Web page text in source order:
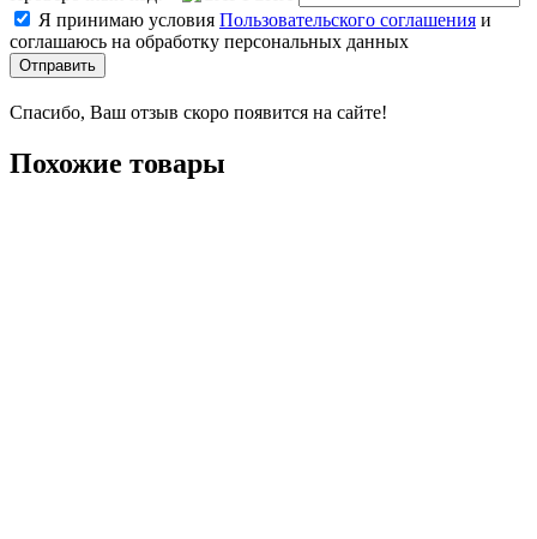
Я принимаю условия Пользовательского соглашения и
соглашаюсь на обработку персональных данных
Отправить
Спасибо, Ваш отзыв скоро появится на сайте!
Похожие товары